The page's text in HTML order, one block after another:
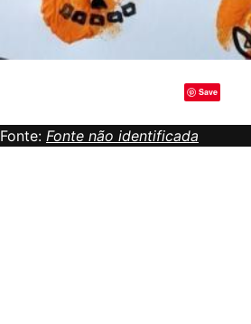
Save
Fonte: Fonte não identificada